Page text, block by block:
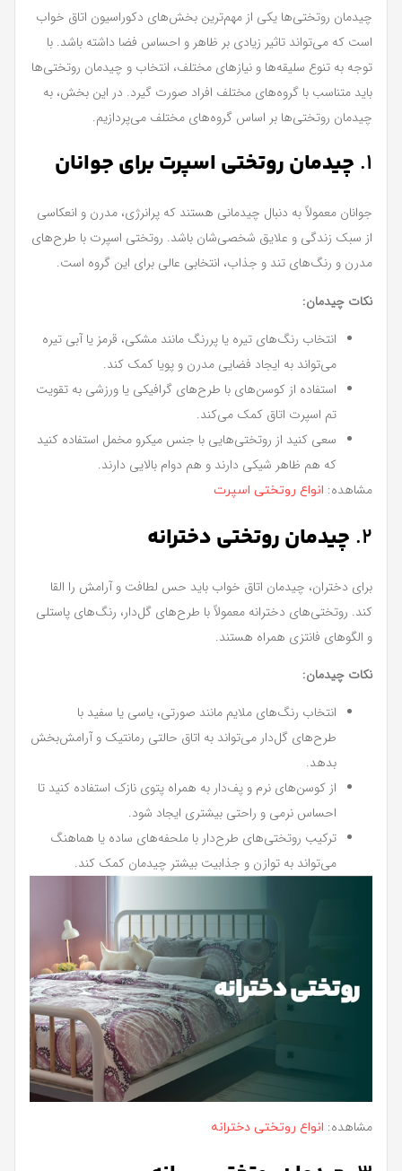
چیدمان روتختی‌ها یکی از مهم‌ترین بخش‌های دکوراسیون اتاق خواب
است که می‌تواند تاثیر زیادی بر ظاهر و احساس فضا داشته باشد. با
توجه به تنوع سلیقه‌ها و نیازهای مختلف، انتخاب و چیدمان روتختی‌ها
باید متناسب با گروه‌های مختلف افراد صورت گیرد. در این بخش، به
چیدمان روتختی‌ها بر اساس گروه‌های مختلف می‌پردازیم.
1. چیدمان روتختی اسپرت برای جوانان
جوانان معمولاً به دنبال چیدمانی هستند که پرانرژی، مدرن و انعکاسی
از سبک زندگی و علایق شخصی‌شان باشد. روتختی اسپرت با طرح‌های
مدرن و رنگ‌های تند و جذاب، انتخابی عالی برای این گروه است.
نکات چیدمان:
انتخاب رنگ‌های تیره یا پررنگ مانند مشکی، قرمز یا آبی تیره
می‌تواند به ایجاد فضایی مدرن و پویا کمک کند.
استفاده از کوسن‌های با طرح‌های گرافیکی یا ورزشی به تقویت
تم اسپرت اتاق کمک می‌کند.
سعی کنید از روتختی‌هایی با جنس میکرو مخمل استفاده کنید
که هم ظاهر شیکی دارند و هم دوام بالایی دارند.
مشاهده: انواع روتختی اسپرت
2. چیدمان روتختی دخترانه
برای دختران، چیدمان اتاق خواب باید حس لطافت و آرامش را القا
کند. روتختی‌های دخترانه معمولاً با طرح‌های گل‌دار، رنگ‌های پاستلی
و الگوهای فانتزی همراه هستند.
نکات چیدمان:
انتخاب رنگ‌های ملایم مانند صورتی، یاسی یا سفید با
طرح‌های گل‌دار می‌تواند به اتاق حالتی رمانتیک و آرامش‌بخش
بدهد.
از کوسن‌های نرم و پف‌دار به همراه پتوی نازک استفاده کنید تا
احساس نرمی و راحتی بیشتری ایجاد شود.
ترکیب روتختی‌های طرح‌دار با ملحفه‌های ساده یا هماهنگ
می‌تواند به توازن و جذابیت بیشتر چیدمان کمک کند.
مشاهده: انواع روتختی دخترانه